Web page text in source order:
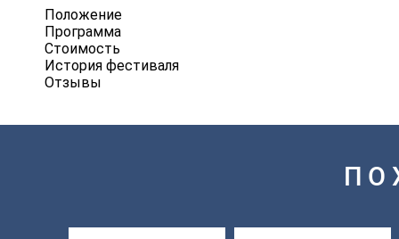
Положение
Программа
Стоимость
История фестиваля
Отзывы